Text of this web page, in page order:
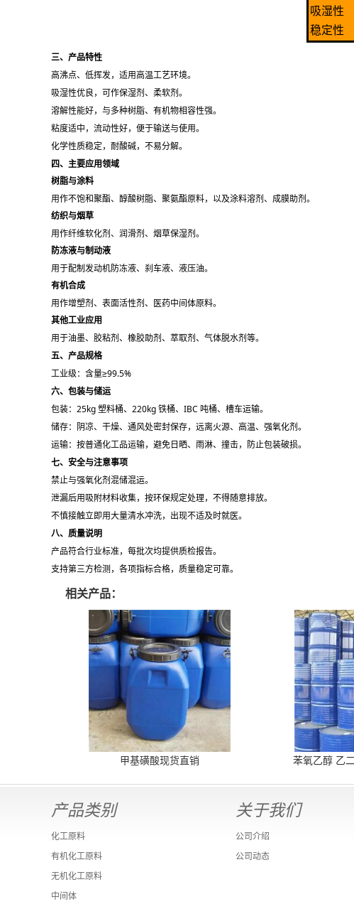
吸湿性
稳定性
三、产品特性
高沸点、低挥发，适用高温工艺环境。
吸湿性优良，可作保湿剂、柔软剂。
溶解性能好，与多种树脂、有机物相容性强。
粘度适中，流动性好，便于输送与使用。
化学性质稳定，耐酸碱，不易分解。
四、主要应用领域
树脂与涂料
用作不饱和聚酯、醇酸树脂、聚氨酯原料，以及涂料溶剂、成膜助剂。
纺织与烟草
用作纤维软化剂、润滑剂、烟草保湿剂。
防冻液与制动液
用于配制发动机防冻液、刹车液、液压油。
有机合成
用作增塑剂、表面活性剂、医药中间体原料。
其他工业应用
用于油墨、胶粘剂、橡胶助剂、萃取剂、气体脱水剂等。
五、产品规格
工业级：含量≥99.5%
六、包装与储运
包装：25kg 塑料桶、220kg 铁桶、IBC 吨桶、槽车运输。
储存：阴凉、干燥、通风处密封保存，远离火源、高温、强氧化剂。
运输：按普通化工品运输，避免日晒、雨淋、撞击，防止包装破损。
七、安全与注意事项
禁止与强氧化剂混储混运。
泄漏后用吸附材料收集，按环保规定处理，不得随意排放。
不慎接触立即用大量清水冲洗，出现不适及时就医。
八、质量说明
产品符合行业标准，每批次均提供质检报告。
支持第三方检测，各项指标合格，质量稳定可靠。
相关产品：
甲基磺酸现货直销 苯氧乙醇 乙
产品类别
化工原料
有机化工原料
无机化工原料
中间体
关于我们
公司介绍
公司动态